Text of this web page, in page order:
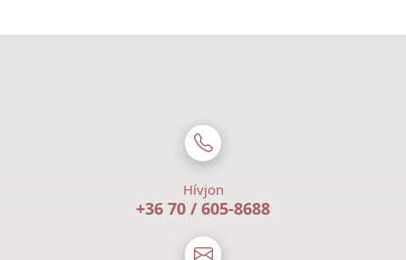
Hívjon
+36 70 / 605-8688